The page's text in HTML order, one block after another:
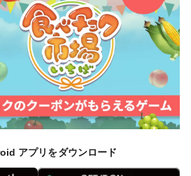
アプリをダウンロード